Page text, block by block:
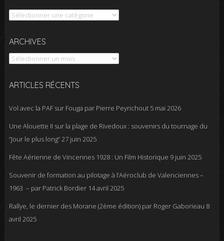
Catégories
ARCHIVES
Archives
ARTICLES RÉCENTS
Vol avec la PAF sur Fouga par Pierre Peyrichout 5 mai 2026
Une Alouette II sur la plage de Rivedoux : souvenirs du tournage du
“Jour le plus long”27 juin 2025
Fête Aérienne de Vincennes 1928 : Un Film Historique 9 juin 2025
Souvenir de formation au pilotage à l’Aéroclub de Valenciennes –
1963 – par Patrick Bordier 14 avril 2025
Rallye, le dernier des Morane (2ème édition) par Roger Gaborieau 8
avril 2025